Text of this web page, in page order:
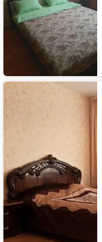
Апартаменты
На